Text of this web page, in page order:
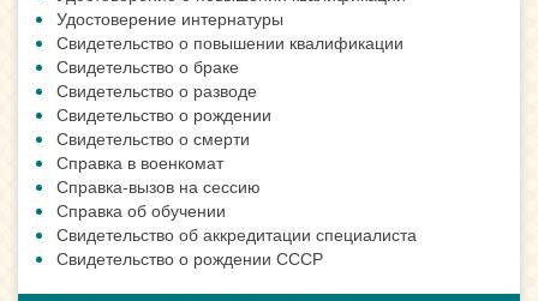
Удостоверение интернатуры
Свидетельство о повышении квалификации
Свидетельство о браке
Свидетельство о разводе
Свидетельство о рождении
Свидетельство о смерти
Справка в военкомат
Справка-вызов на сессию
Справка об обучении
Свидетельство об аккредитации специалиста
Свидетельство о рождении СССР